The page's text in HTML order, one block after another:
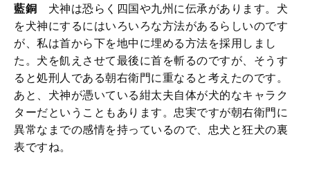
藍銅
犬神は恐らく四国や九州に伝承があります。犬
を犬神にするにはいろいろな方法があるらしいのです
が、私は首から下を地中に埋める方法を採用しまし
た。犬を飢えさせて最後に首を斬るのですが、そうす
ると処刑人である朝右衛門に重なると考えたのです。
あと、犬神が憑いている紺太夫自体が犬的なキャラク
ターだということもあります。忠実ですが朝右衛門に
異常なまでの感情を持っているので、忠犬と狂犬の裏
表ですね。